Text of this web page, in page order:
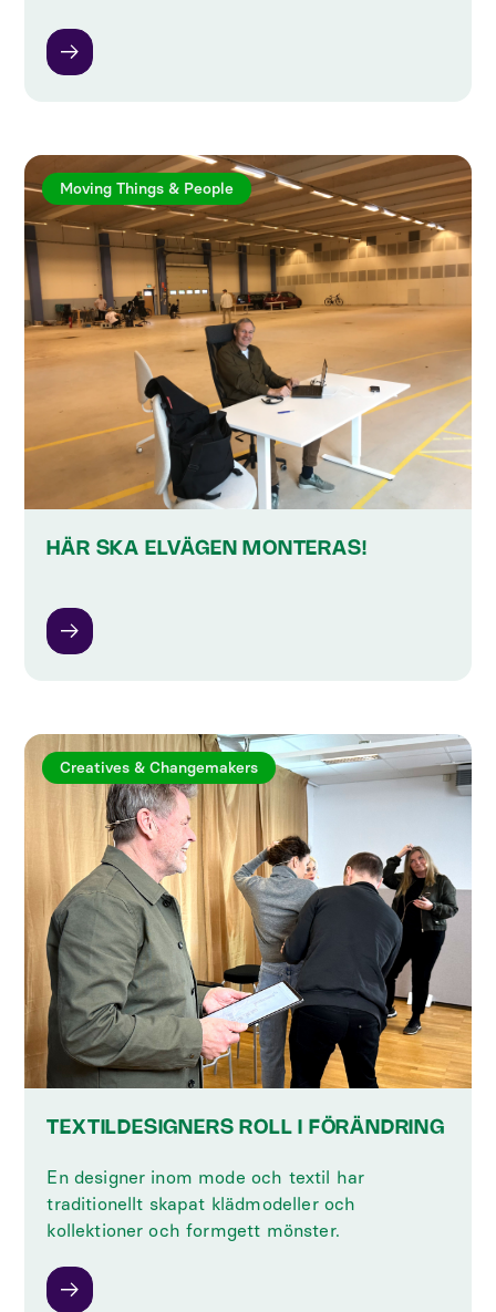
Moving Things & People
HÄR SKA ELVÄGEN MONTERAS!
Creatives & Changemakers
TEXTILDESIGNERS ROLL I FÖRÄNDRING
En designer inom mode och textil har
traditionellt skapat klädmodeller och
kollektioner och formgett mönster.